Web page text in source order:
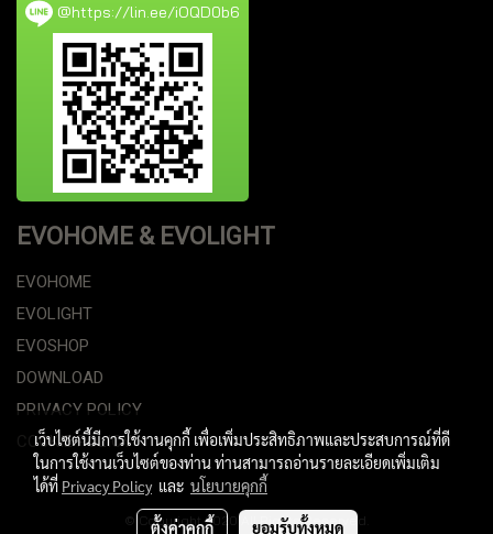
@https://lin.ee/iOQD0b6
EVOHOME & EVOLIGHT
EVOHOME
EVOLIGHT
EVOSHOP
DOWNLOAD
PRIVACY POLICY
COOKIE POLICY
© Copyright 2020 All Rights Reserved.
เว็บไซต์นี้มีการใช้งานคุกกี้ เพื่อเพิ่มประสิทธิภาพและประสบการณ์ที่ดี
ในการใช้งานเว็บไซต์ของท่าน ท่านสามารถอ่านรายละเอียดเพิ่มเติม
ได้ที่ Privacy Policyและ นโยบายคุกกี้
ตั้งค่าคุกกี้ ยอมรับทั้งหมด